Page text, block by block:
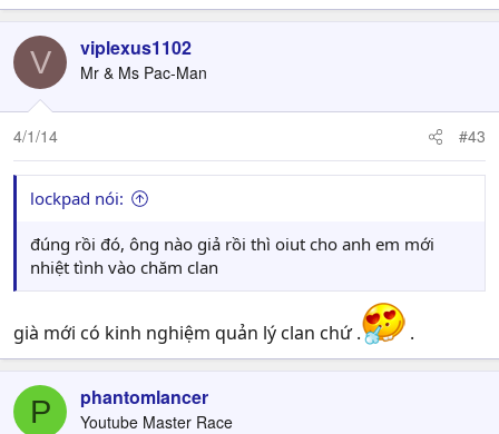
V viplexus1102
Mr & Ms Pac-Man
4/1/14 #43
lockpad nói:
đúng rồi đó, ông nào giả rồi thì oiut cho anh em mới
nhiệt tình vào chăm clan
già mới có kinh nghiệm quản lý clan chứ . .
P phantomlancer
Youtube Master Race